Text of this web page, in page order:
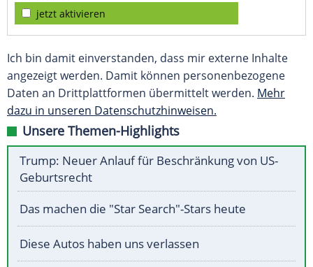
jetzt aktivieren
Ich bin damit einverstanden, dass mir externe Inhalte
angezeigt werden. Damit können personenbezogene
Daten an Drittplattformen übermittelt werden. Mehr
dazu in unseren Datenschutzhinweisen.
Unsere Themen-Highlights
Trump: Neuer Anlauf für Beschränkung von US-
Geburtsrecht
Das machen die "Star Search"-Stars heute
Diese Autos haben uns verlassen